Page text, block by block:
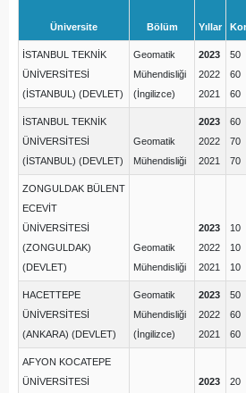
Üniversite Bölüm Yıllar
İSTANBUL TEKNİK
ÜNİVERSİTESİ
(İSTANBUL) (DEVLET)
Geomatik
Mühendisliği
(İngilizce)
2023
2022
2021
50
60
60
İSTANBUL TEKNİK
ÜNİVERSİTESİ
(İSTANBUL) (DEVLET)
Geomatik
Mühendisliği
2023
2022
2021
60
70
70
ZONGULDAK BÜLENT
ECEVİT
ÜNİVERSİTESİ
(ZONGULDAK)
(DEVLET)
Geomatik
Mühendisliği
2023
2022
2021
10
10
10
HACETTEPE
ÜNİVERSİTESİ
(ANKARA) (DEVLET)
Geomatik
Mühendisliği
(İngilizce)
2023
2022
2021
50
60
60
AFYON KOCATEPE
ÜNİVERSİTESİ
2023
20